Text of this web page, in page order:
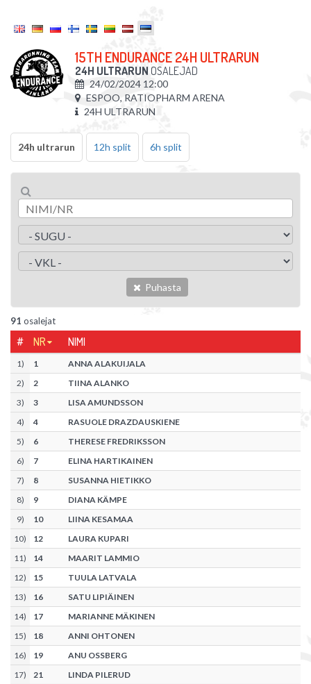
15TH ENDURANCE 24H ULTRARUN
24H ULTRARUN OSALEJAD
24/02/2024 12:00
ESPOO, RATIOPHARM ARENA
24H ULTRARUN
24h ultrarun 12h split 6h split
Puhasta
91 osalejat
# NR NIMI
1) 1
ANNA ALAKUIJALA
2) 2
TIINA ALANKO
3) 3
LISA AMUNDSSON
4) 4
RASUOLE DRAZDAUSKIENE
5) 6
THERESE FREDRIKSSON
6) 7
ELINA HARTIKAINEN
7) 8
SUSANNA HIETIKKO
8) 9
DIANA KÄMPE
9) 10
LIINA KESAMAA
10) 12
LAURA KUPARI
11) 14
MAARIT LAMMIO
12) 15
TUULA LATVALA
13) 16
SATU LIPIÄINEN
14) 17
MARIANNE MÄKINEN
15) 18
ANNI OHTONEN
16) 19
ANU OSSBERG
17) 21
LINDA PILERUD